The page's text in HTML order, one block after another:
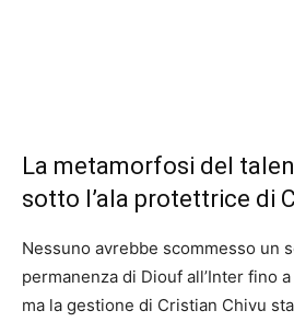
La metamorfosi del
sotto l’ala protettrice di
Nessuno avrebbe scommesso un
permanenza di Diouf all’Inter fino
ma la gestione di Cristian Chivu